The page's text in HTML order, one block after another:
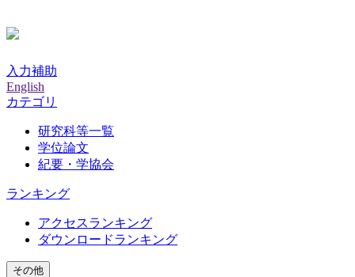
入力補助
English
カテゴリ
研究科等一覧
学位論文
紀要・学協会
ランキング
アクセスランキング
ダウンロードランキング
その他